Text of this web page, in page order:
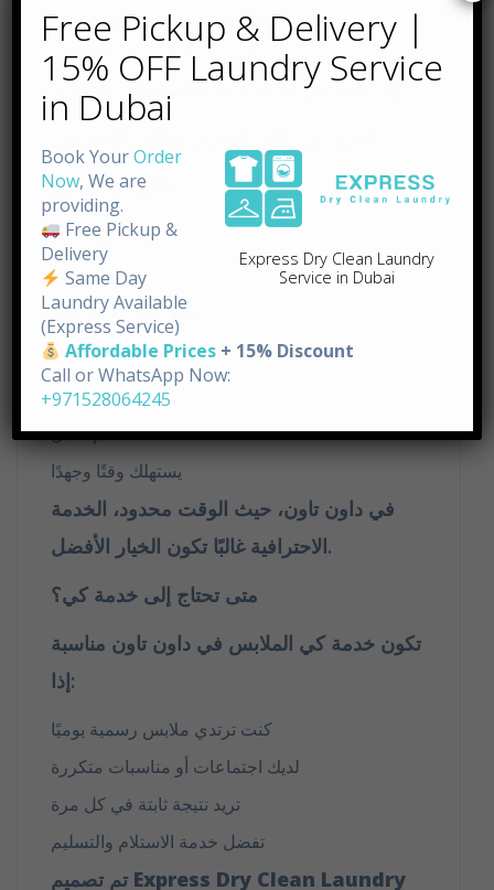
لا يتأكدون من وجود خدمة سريعة
يرسلون أقمشة خاصة بدون ملاحظات
بدون مجهود بدني
معدات أفضل
نتيجة متساوية ودقيقة
الكي المنزلي:
تكلفة مباشرة أقل
تحكم كامل
يستهلك وقتًا وجهدًا
في داون تاون، حيث الوقت محدود، الخدمة
الاحترافية غالبًا تكون الخيار الأفضل.
متى تحتاج إلى خدمة كي؟
تكون خدمة كي الملابس في داون تاون مناسبة
إذا:
كنت ترتدي ملابس رسمية يوميًا
لديك اجتماعات أو مناسبات متكررة
تريد نتيجة ثابتة في كل مرة
تفضل خدمة الاستلام والتسليم
Express Dry Clean Laundry
Free Pickup & Delivery |
15% OFF Laundry Service
in Dubai
Book Your
Now, We are
providing.
Free Pickup &
Delivery
Same Day
Laundry Available
(Express Service)
Affordable Prices
+971528064245